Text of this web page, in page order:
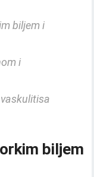
biljem i
i
biljem